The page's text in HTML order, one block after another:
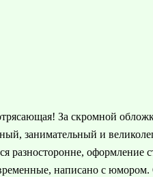
За скромной
занимательный и
разносторонне, оформление
написано с